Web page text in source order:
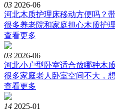
03 2026-06
河北木质护理床移动方便吗？
很多养老院和家庭担心木质护
查看更多
03 2026-06
河北小户型卧室适合放哪种木
很多家庭老人卧室空间不大，
查看更多
14 2025-01